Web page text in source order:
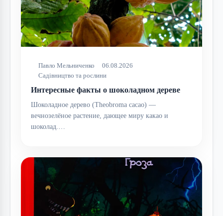
Павло Мельниченко
06.08.2026
Садівництво та рослини
Интересные факты о шоколадном дереве
Шоколадное дерево (Theobroma cacao) —
вечнозелёное растение, дающее миру какао и
шоколад.…